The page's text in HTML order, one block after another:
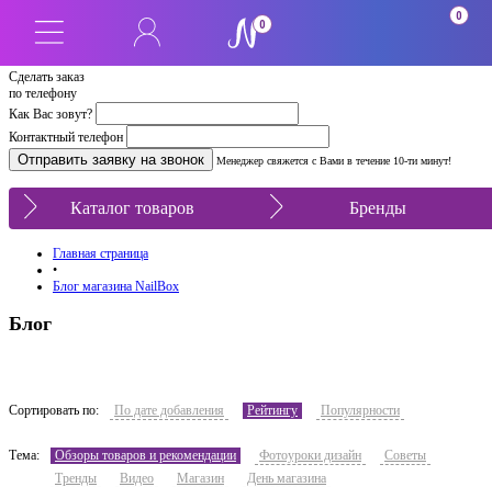
Сделать заказ
по телефону
Как Вас зовут?
Контактный телефон
Менеджер свяжется с Вами в течение 10-ти минут!
0
0
Каталог товаров Бренды
Главная страница
•
Блог магазина NailBox
Блог
Сортировать по: По дате добавления Рейтингу Популярности
Тема: Обзоры товаров и рекомендации Фотоуроки дизайн
Советы
Тренды
Видео Магазин День магазина